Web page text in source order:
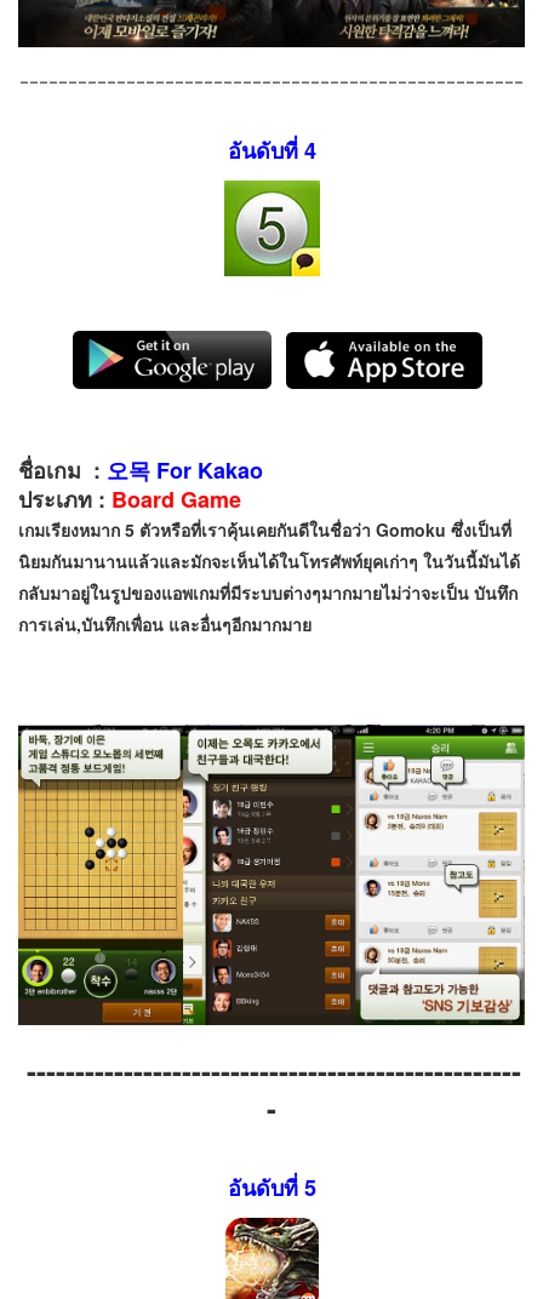
----------------------------------------------------
อันดับที่ 4
ชื่อเกม : 오목 For Kakao
ประเภท : Board Game
เกมเรียงหมาก 5 ตัวหรือที่เราคุ้นเคยกันดีในชื่อว่า Gomoku ซึ่งเป็นที่
นิยมกันมานานแล้วและมักจะเห็นได้ในโทรศัพท์ยุคเก่าๆ ในวันนี้มันได้
กลับมาอยู่ในรูปของแอพเกมที่มีระบบต่างๆมากมายไม่ว่าจะเป็น บันทึก
การเล่น,บันทึกเพื่อน และอื่นๆอีกมากมาย
---------------------------------------------------
-
อันดับที่ 5